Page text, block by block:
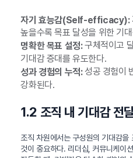
자기 효능감(Self-efficacy):
높을수록 목표 달성을 위한 기
명확한 목표 설정:구체적이고
기대감 증대를 유도한다.
성과 경험의 누적:성공 경험이
강화된다.
1.2 조직 내 기대감 전
조직 차원에서는 구성원의 기대감
것이 중요하다. 리더십, 커뮤니케이